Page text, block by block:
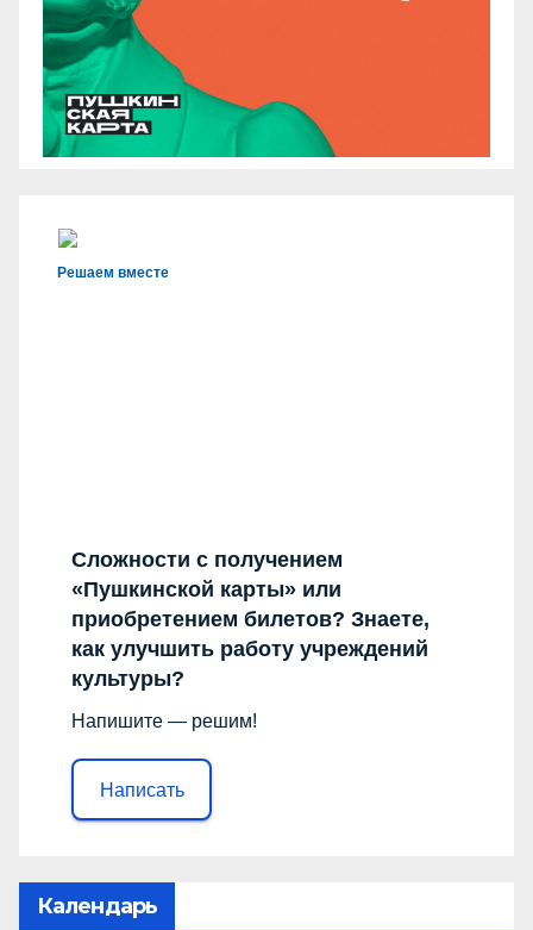
Решаем вместе
Сложности с получением
«Пушкинской карты» или
приобретением билетов? Знаете,
как улучшить работу учреждений
культуры?
Напишите — решим!
Написать
Календарь